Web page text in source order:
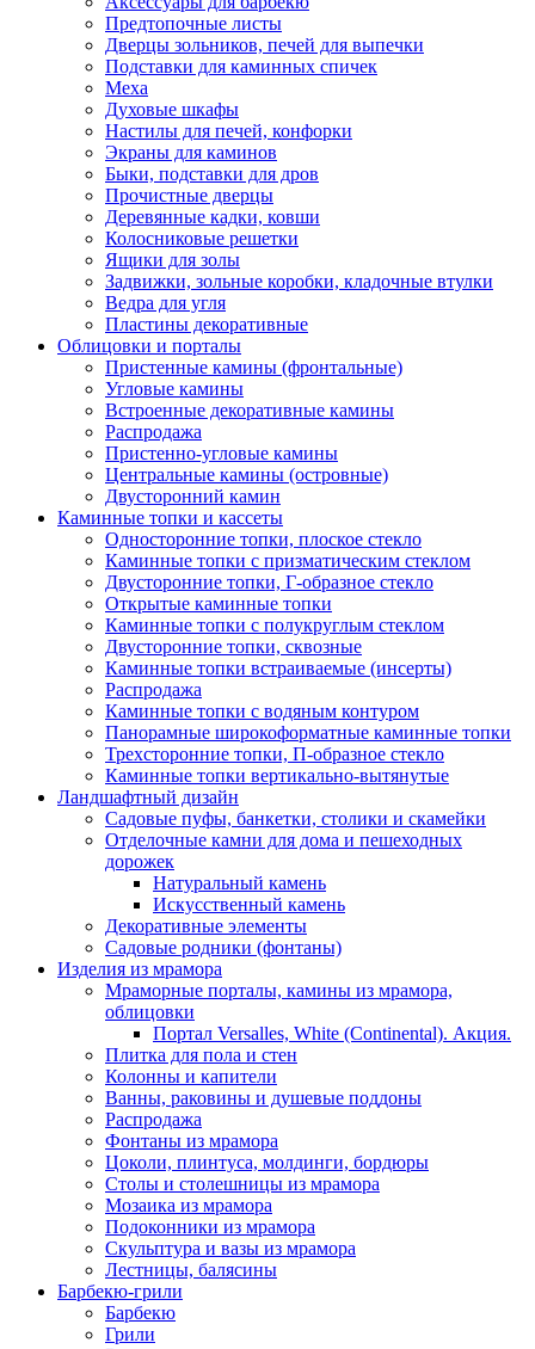
Предтопочные листы
Дверцы зольников, печей для выпечки
Подставки для каминных спичек
Меха
Духовые шкафы
Настилы для печей, конфорки
Экраны для каминов
Быки, подставки для дров
Прочистные дверцы
Деревянные кадки, ковши
Колосниковые решетки
Ящики для золы
Задвижки, зольные коробки, кладочные втулки
Ведра для угля
Пластины декоративные
Облицовки и порталы
Пристенные камины (фронтальные)
Угловые камины
Встроенные декоративные камины
Распродажа
Пристенно-угловые камины
Центральные камины (островные)
Двусторонний камин
Каминные топки и кассеты
Односторонние топки, плоское стекло
Каминные топки с призматическим стеклом
Двусторонние топки, Г-образное стекло
Открытые каминные топки
Каминные топки с полукруглым стеклом
Двусторонние топки, сквозные
Каминные топки встраиваемые (инсерты)
Распродажа
Каминные топки с водяным контуром
Панорамные широкоформатные каминные топки
Трехсторонние топки, П-образное стекло
Каминные топки вертикально-вытянутые
Ландшафтный дизайн
Садовые пуфы, банкетки, столики и скамейки
Отделочные камни для дома и пешеходных
дорожек
Натуральный камень
Искусственный камень
Декоративные элементы
Садовые родники (фонтаны)
Изделия из мрамора
Мраморные порталы, камины из мрамора,
облицовки
Портал Versalles, White (Continental). Акция.
Плитка для пола и стен
Колонны и капители
Ванны, раковины и душевые поддоны
Распродажа
Фонтаны из мрамора
Цоколи, плинтуса, молдинги, бордюры
Столы и столешницы из мрамора
Мозаика из мрамора
Подоконники из мрамора
Скульптура и вазы из мрамора
Лестницы, балясины
Барбекю-грили
Барбекю
Грили